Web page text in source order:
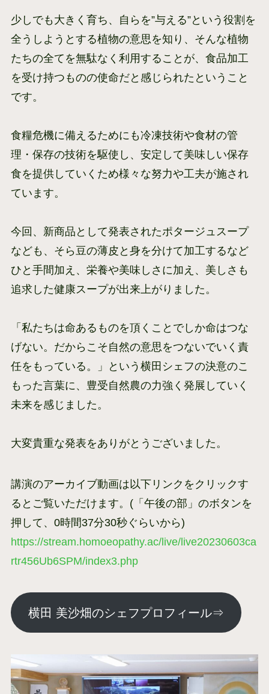
少しでも大きく育ち、自らを”与える”という役割を
全うしようとする植物の意思を知り、そんな植物
たちの全てを無駄なく利用することが、食品加工
を受け持つものの使命だと感じられたということ
です。
食糧危機に備えるためにも冷凍技術や食材の管
理・保存の技術を駆使し、安定して美味しい保存
食を提供していくため様々な努力や工夫が施され
ています。
今回、新商品として発表されたポタージュスープ
なども、そら豆の薄皮と身を分けて加工するなど
ひと手間加え、栄養や美味しさに加え、美しさも
追求した健康スープが出来上がりました。
「私たちは命あるものを頂くことでしか命はつな
げない。だからこそ自然の意思をつないでいく責
任をもっている。」という横田シェフの決意のこ
もった言葉に、豊受自然農の力強く発展していく
未来を感じました。
大変貴重な発表をありがとうございました。
講演のアーカイブ動画は以下リンクをクリックす
るとご覧いただけます。(「午後の部」のボタンを
押して、0時間37分30秒ぐらいから)
https://stream.homoeopathy.ac/live/live20230603ca
rtr456Ub6SPM/index3.php
横田 美沙畑のシェフプロフィール⇒